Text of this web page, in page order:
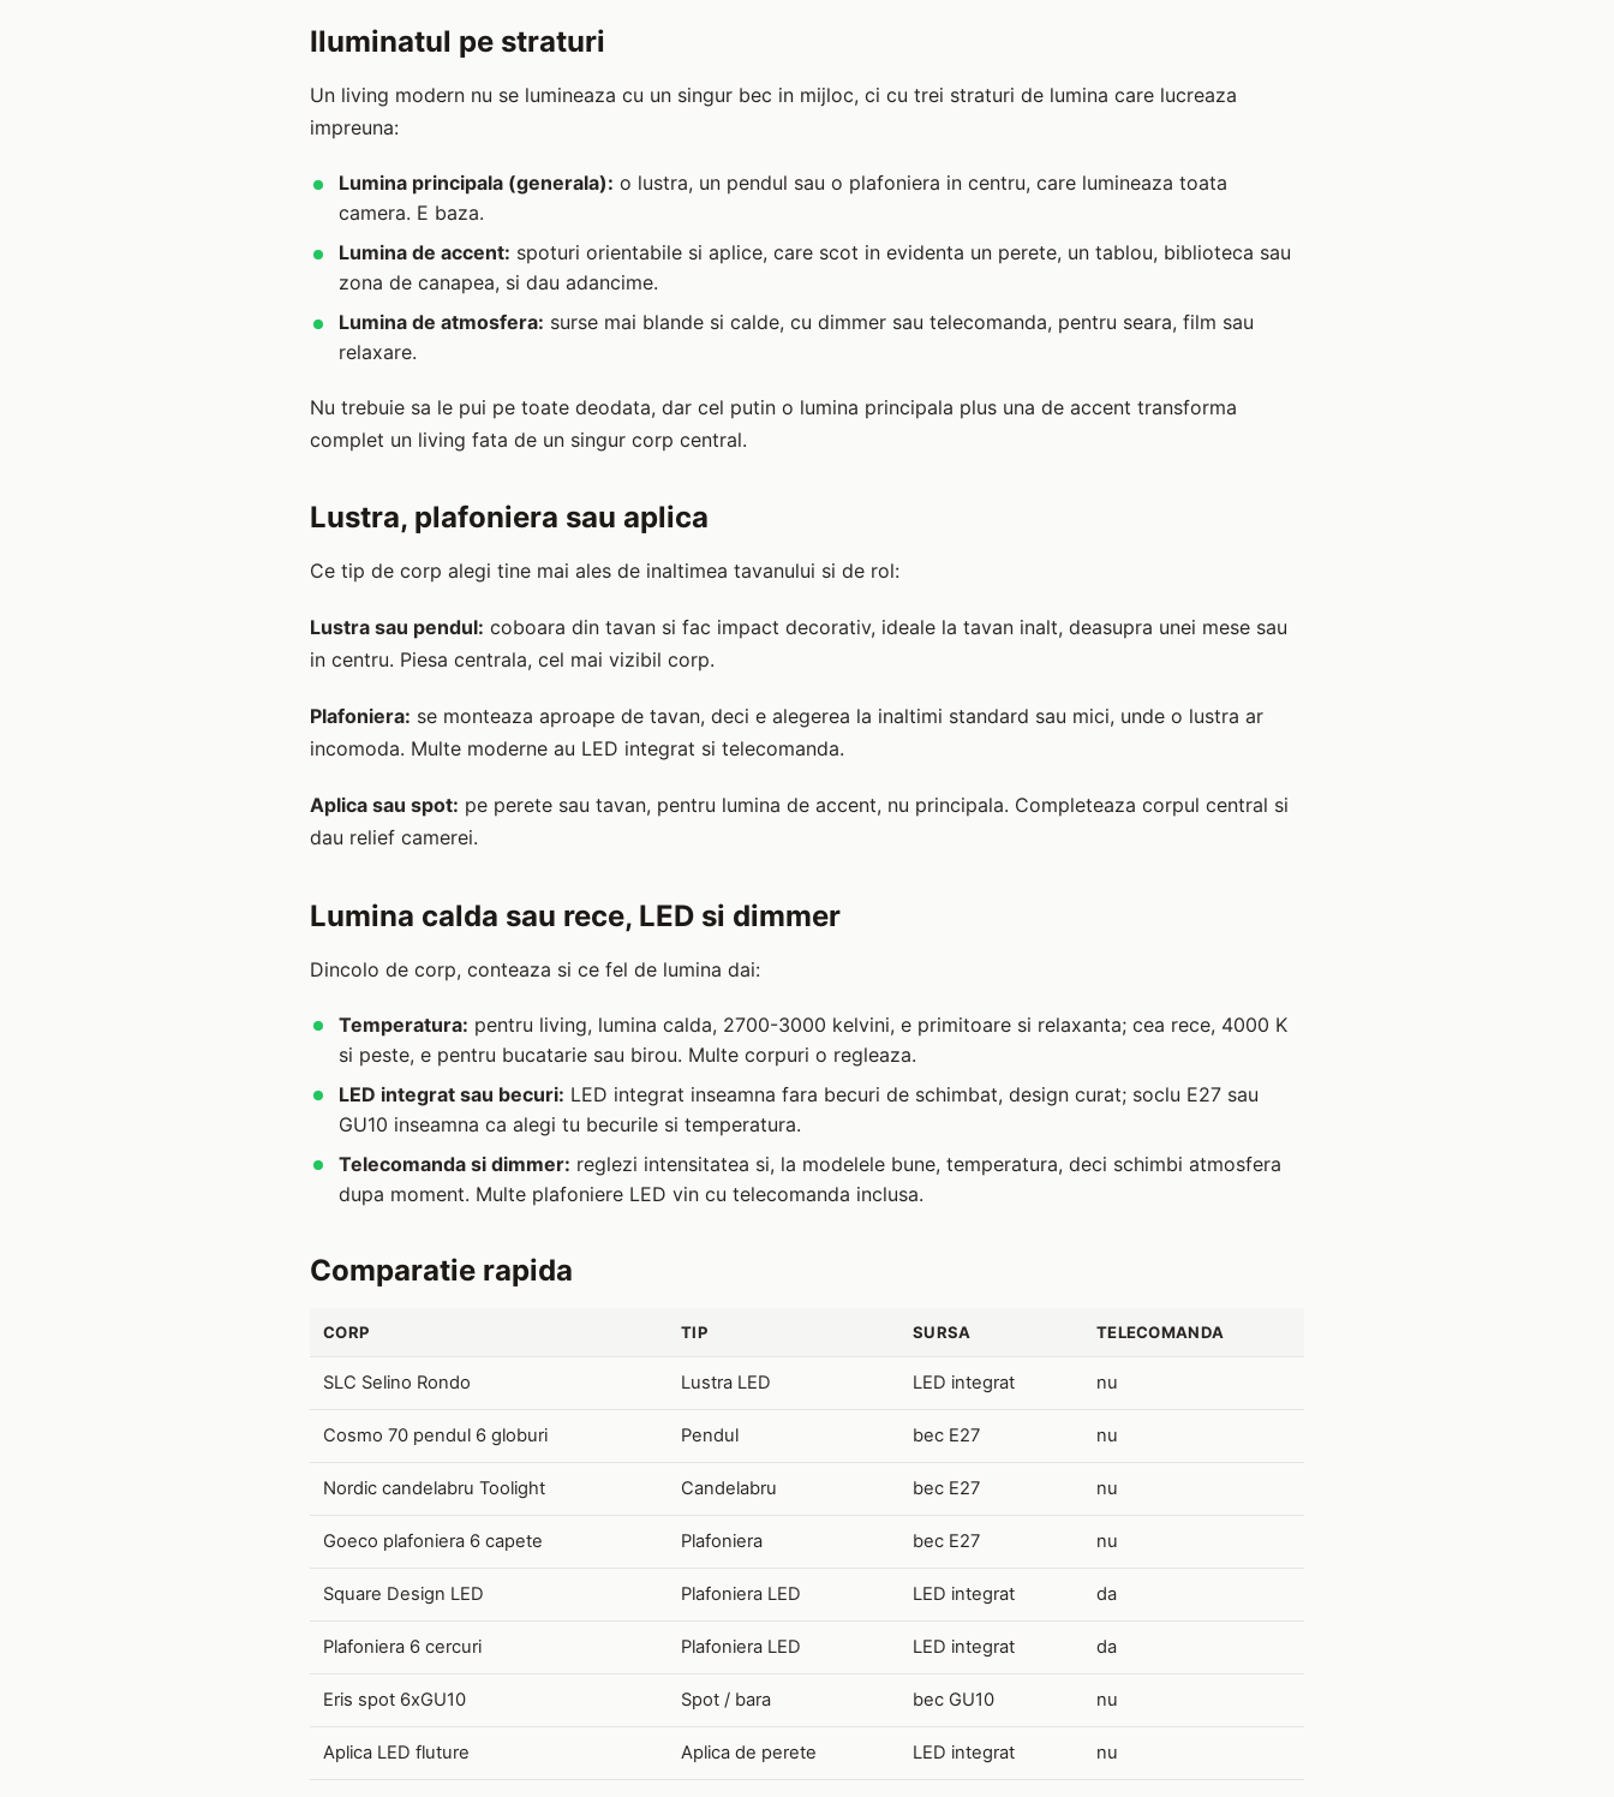
Iluminatul pe straturi
Un living modern nu se lumineaza cu un singur bec in mijloc, ci cu trei straturi de lumina care lucreaza
impreuna:
Lumina principala (generala): o lustra, un pendul sau o plafoniera in centru, care lumineaza toata
camera. E baza.
Lumina de accent: spoturi orientabile si aplice, care scot in evidenta un perete, un tablou, biblioteca sau
zona de canapea, si dau adancime.
Lumina de atmosfera: surse mai blande si calde, cu dimmer sau telecomanda, pentru seara, film sau
relaxare.
Nu trebuie sa le pui pe toate deodata, dar cel putin o lumina principala plus una de accent transforma
complet un living fata de un singur corp central.
Lustra, plafoniera sau aplica
Ce tip de corp alegi tine mai ales de inaltimea tavanului si de rol:
Lustra sau pendul: coboara din tavan si fac impact decorativ, ideale la tavan inalt, deasupra unei mese sau
in centru. Piesa centrala, cel mai vizibil corp.
Plafoniera: se monteaza aproape de tavan, deci e alegerea la inaltimi standard sau mici, unde o lustra ar
incomoda. Multe moderne au LED integrat si telecomanda.
Aplica sau spot: pe perete sau tavan, pentru lumina de accent, nu principala. Completeaza corpul central si
dau relief camerei.
Lumina calda sau rece, LED si dimmer
Dincolo de corp, conteaza si ce fel de lumina dai:
Temperatura: pentru living, lumina calda, 2700-3000 kelvini, e primitoare si relaxanta; cea rece, 4000 K
si peste, e pentru bucatarie sau birou. Multe corpuri o regleaza.
LED integrat sau becuri: LED integrat inseamna fara becuri de schimbat, design curat; soclu E27 sau
GU10 inseamna ca alegi tu becurile si temperatura.
Telecomanda si dimmer: reglezi intensitatea si, la modelele bune, temperatura, deci schimbi atmosfera
dupa moment. Multe plafoniere LED vin cu telecomanda inclusa.
Comparatie rapida
CORP TIP SURSA TELECOMANDA
SLC Selino Rondo Lustra LED LED integrat nu
Cosmo 70 pendul 6 globuri Pendul bec E27 nu
Nordic candelabru Toolight Candelabru bec E27 nu
Goeco plafoniera 6 capete Plafoniera bec E27 nu
Square Design LED Plafoniera LED LED integrat da
Plafoniera 6 cercuri Plafoniera LED LED integrat da
Eris spot 6xGU10 Spot / bara bec GU10 nu
Aplica LED fluture Aplica de perete LED integrat nu